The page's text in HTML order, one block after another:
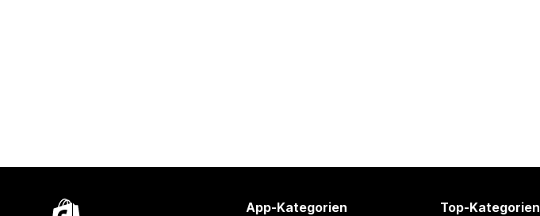
App-Kategorien Top-Kategorien